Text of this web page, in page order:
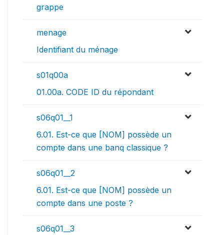
grappe
menage
Identifiant du ménage
s01q00a
01.00a. CODE ID du répondant
s06q01__1
6.01. Est-ce que [NOM] possède un
compte dans une banq classique ?
s06q01__2
6.01. Est-ce que [NOM] possède un
compte dans une poste ?
s06q01__3